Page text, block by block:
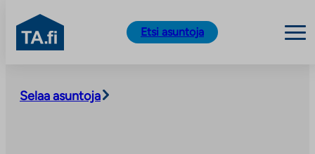
sisältöön
TA.fi
Etsi asuntoja
Selaa asuntoja